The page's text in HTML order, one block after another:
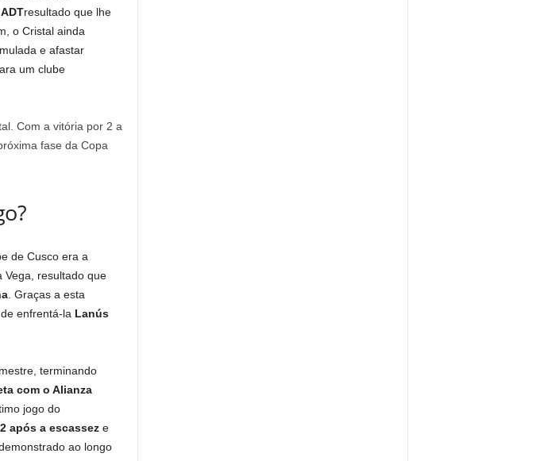
resultado que lhe
o Cristal ainda
e afastar
um clube
Com a vitória por 2 a
fase da Copa
de Cusco era a
Vega, resultado que
. Graças a esta
enfrentá-la Lanús
terminando
com o Alianza
jogo do
após a escassez e
ao longo